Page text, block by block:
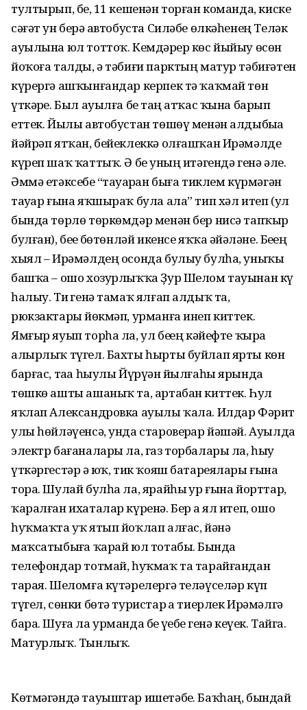
тултырып, беҙ, 11 кешенән торған команда, киске
сәғәт ун берҙә автобуста Силәбе өлкәһенең Теләк
ауылына юл тоттоҡ. Кемдәрҙер көс йыйыу өсөн
йоҡоға талды, ә тәбиғи парктың матур тәбиғәтен
күрергә ашҡынғандар керпек тә ҡаҡмай төн
үткәрҙе. Был ауылға беҙ таң атҡас ҡына барып
еттек. Йылы автобустан төшөү менән алдыбыҙҙа
йәйрәп ятҡан, бейеклеккә олғашҡан Ирәмәлде
күреп шаҡ ҡаттыҡ. Ә беҙ уның итәгендә генә әле.
Әммә етәксебеҙ “тауҙарҙан быға тиклем күрмәгән
тауҙар ғына яҡшыраҡ була ала” тип хәл итеп (ул
бында төрлө төркөмдәр менән бер нисә тапҡыр
булған), беҙҙе бөтөнләй икенсе яҡҡа әйҙәләне. Беҙҙең
хыял – Ирәмәлдең осонда булыу булһа, уныҡы
башҡа – ошо хозурлыҡҡа Ҙур Шелом тауынан күҙ
һалыу. Тиҙ генә тамаҡ ялғап алдыҡ та,
рюкзактарҙы йөкмәп, урманға инеп киттек.
Ямғыр яуып торһа ла, ул беҙҙең кәйефте ҡыра
алырлыҡ түгел. Бахты һырты буйлап ярты көн
барғас, таҙа һыулы Йүрүҙән йылғаһы ярында
төшкө ашты ашаныҡ та, артабан киттек. Һул
яҡлап Александровка ауылы ҡала. Илдар Фәрит
улы һөйләүенсә, унда староверҙар йәшәй. Ауылда
электр бағаналары ла, газ торбалары ла, һыу
үткәргестәр ҙә юҡ, тик ҡояш батареялары ғына
тора. Шулай булһа ла, ярайһы ҙур ғына йорттар,
ҡаралған ихаталар күренә. Бер аҙ ял итеп, ошо
һуҡмаҡта уҡ ятып йоҡлап алғас, йәнә
маҡсатыбыҙға ҡарай юл тотабыҙ. Бында
телефондар тотмай, һуҡмаҡ та тарайғандан
тарая. Шеломға күтәрелергә теләүселәр күп
түгел, сөнки бөтә туристар ҙа тиерлек Ирәмәлгә
бара. Шуға ла урманда беҙ үҙебеҙ генә кеүек. Тайга.
Матурлыҡ. Тынлыҡ.
Көтмәгәндә тауыштар ишетәбеҙ. Баҡһаң, бындай